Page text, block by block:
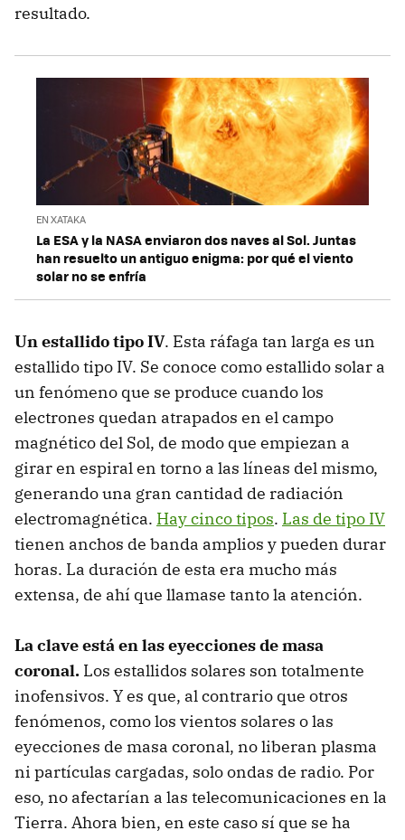
resultado.
EN XATAKA
La ESA y la NASA enviaron dos naves al Sol. Juntas
han resuelto un antiguo enigma: por qué el viento
solar no se enfría
Un estallido tipo IV. Esta ráfaga tan larga es un
estallido tipo IV. Se conoce como estallido solar a
un fenómeno que se produce cuando los
electrones quedan atrapados en el campo
magnético del Sol, de modo que empiezan a
girar en espiral en torno a las líneas del mismo,
generando una gran cantidad de radiación
electromagnética. Hay cinco tipos. Las de tipo IV
tienen anchos de banda amplios y pueden durar
horas. La duración de esta era mucho más
extensa, de ahí que llamase tanto la atención.
La clave está en las eyecciones de masa
coronal. Los estallidos solares son totalmente
inofensivos. Y es que, al contrario que otros
fenómenos, como los vientos solares o las
eyecciones de masa coronal, no liberan plasma
ni partículas cargadas, solo ondas de radio. Por
eso, no afectarían a las telecomunicaciones en la
Tierra. Ahora bien, en este caso sí que se ha